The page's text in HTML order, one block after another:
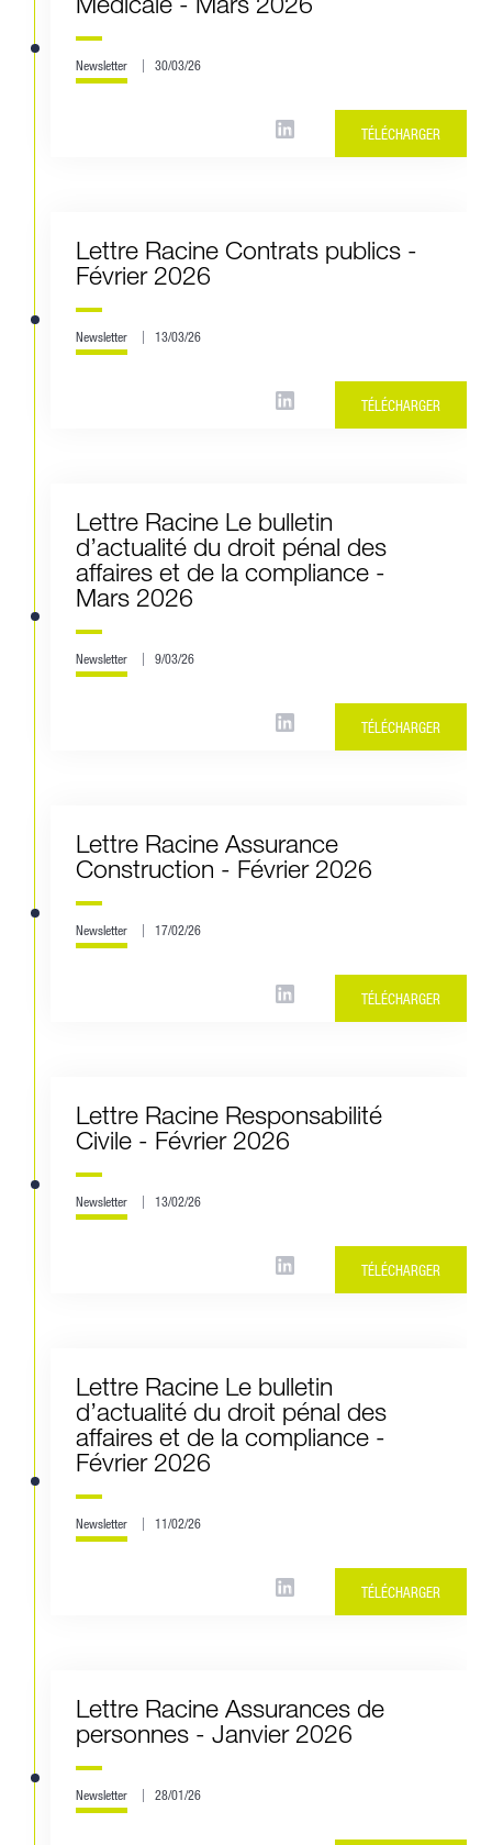
Newsletter 30/03/26
TÉLÉCHARGER
Lettre Racine Contrats publics -
Février 2026
Newsletter 13/03/26
TÉLÉCHARGER
Lettre Racine Le bulletin
d’actualité du droit pénal des
affaires et de la compliance -
Mars 2026
Newsletter 9/03/26
TÉLÉCHARGER
Lettre Racine Assurance
Construction - Février 2026
Newsletter 17/02/26
TÉLÉCHARGER
Lettre Racine Responsabilité
Civile - Février 2026
Newsletter 13/02/26
TÉLÉCHARGER
Lettre Racine Le bulletin
d’actualité du droit pénal des
affaires et de la compliance -
Février 2026
Newsletter 11/02/26
TÉLÉCHARGER
Lettre Racine Assurances de
personnes - Janvier 2026
Newsletter 28/01/26